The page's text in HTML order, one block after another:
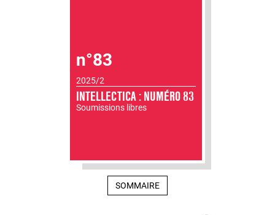
n°83
2025/2
INTELLECTICA : NUMÉRO 83
Soumissions libres
SOMMAIRE